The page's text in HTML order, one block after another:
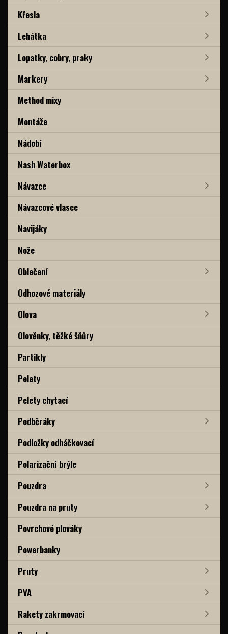
Křesla
Lehátka
Lopatky, cobry, praky
Markery
Method mixy
Montáže
Nádobí
Nash Waterbox
Návazce
Návazcové vlasce
Navijáky
Nože
Oblečení
Odhozové materiály
Olova
Olověnky, těžké šňůry
Partikly
Pelety
Pelety chytací
Podběráky
Podložky odháčkovací
Polarizační brýle
Pouzdra
Pouzdra na pruty
Povrchové plováky
Powerbanky
Pruty
PVA
Rakety zakrmovací